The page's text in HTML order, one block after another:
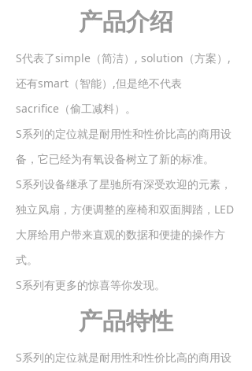
产品介绍
S代表了simple（简洁）, solution（方案）,
还有smart（智能）,但是绝不代表
sacrifice（偷工减料）。
S系列的定位就是耐用性和性价比高的商用设
备，它已经为有氧设备树立了新的标准。
S系列设备继承了星驰所有深受欢迎的元素，
独立风扇，方便调整的座椅和双面脚踏，LED
大屏给用户带来直观的数据和便捷的操作方
式。
S系列有更多的惊喜等你发现。
产品特性
S系列的定位就是耐用性和性价比高的商用设